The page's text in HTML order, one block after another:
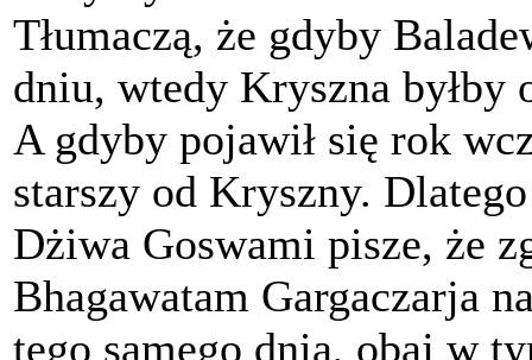
Tłumaczą, że gdyby
dniu, wtedy Kryszna byłby
A gdyby pojawił się rok
starszy od Kryszny.
Dżiwa Goswami pisze, że
Bhagawatam Gargaczarja
tego samego dnia, obaj w